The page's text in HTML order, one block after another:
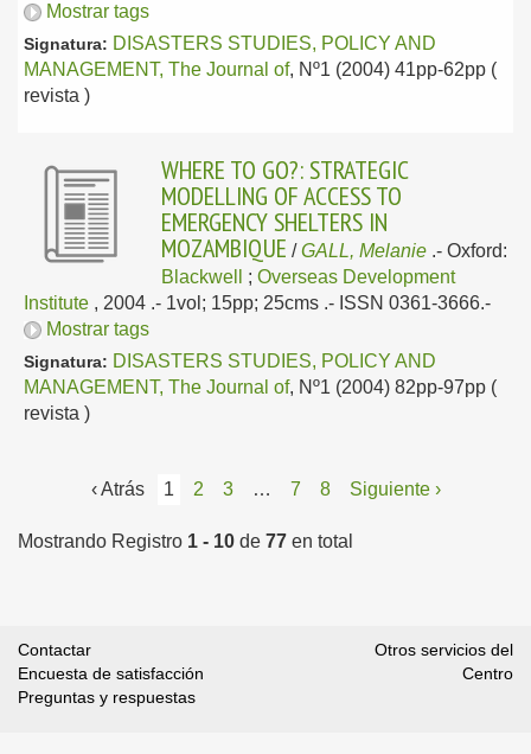
Mostrar tags
Signatura: DISASTERS STUDIES, POLICY AND
MANAGEMENT, The Journal of, Nº1 (2004) 41pp-62pp (
revista )
WHERE TO GO?: STRATEGIC
MODELLING OF ACCESS TO
EMERGENCY SHELTERS IN
MOZAMBIQUE /GALL, Melanie .- Oxford:
Blackwell
; Overseas Development
Institute , 2004 .- 1vol; 15pp; 25cms .- ISSN 0361-3666.-
Mostrar tags
Signatura: DISASTERS STUDIES, POLICY AND
MANAGEMENT, The Journal of, Nº1 (2004) 82pp-97pp (
revista )
‹ Atrás 1 2 3 … 7 8 Siguiente ›
Mostrando Registro 1 - 10 de 77 en total
Contactar
Encuesta de satisfacción
Preguntas y respuestas
Otros servicios del
Centro